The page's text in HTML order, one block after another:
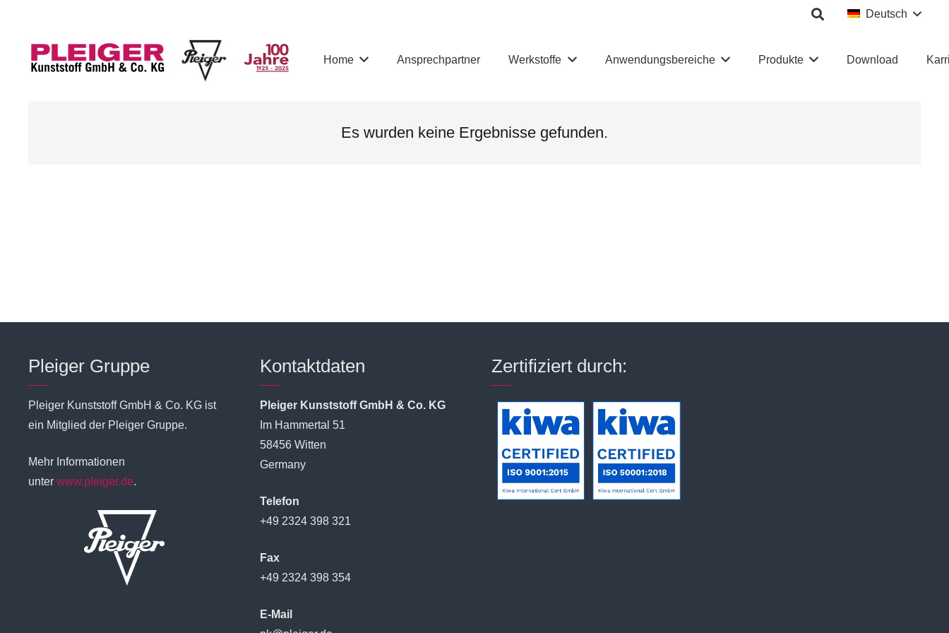
Deutsch
Home Ansprechpartner Werkstoffe Anwendungsbereiche Produkte Download
Es wurden keine Ergebnisse gefunden.
Pleiger Gruppe
Pleiger Kunststoff GmbH & Co. KG ist
ein Mitglied der Pleiger Gruppe.
Mehr Informationen
unter www.pleiger.de.
Kontaktdaten
Pleiger Kunststoff GmbH & Co. KG
Im Hammertal 51
58456 Witten
Germany
Telefon
+49 2324 398 321
Fax
+49 2324 398 354
E-Mail
Zertifiziert durch: